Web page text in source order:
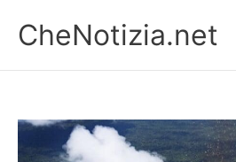
contenuto
CheNotizia.net